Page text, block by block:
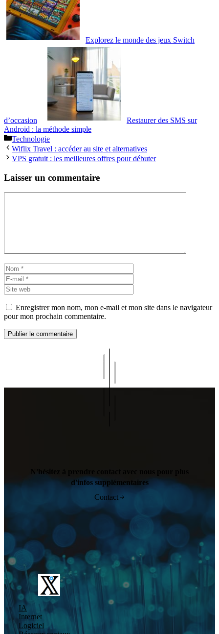
Explorez le monde des jeux Switch
d’occasion
Restaurer des SMS sur
Android : la méthode simple
Catégories
Technologie
Wiflix Travel : accéder au site et alternatives
VPS gratuit : les meilleures offres pour débuter
Laisser un commentaire
Nom
mail
web
Enregistrer mon nom, mon e-mail et mon site dans le navigateur
pour mon prochain commentaire.
N'hésitez à prendre contact avec nous pour plus
d'infos supplémentaires
Contact
IA
Internet
Logiciel